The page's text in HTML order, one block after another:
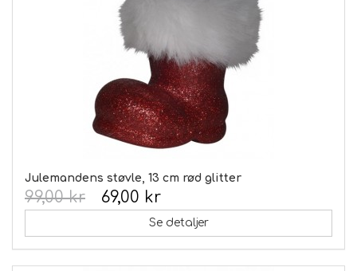
Julemandens støvle, 13 cm rød glitter
69,00 kr
99,00 kr
Se detaljer